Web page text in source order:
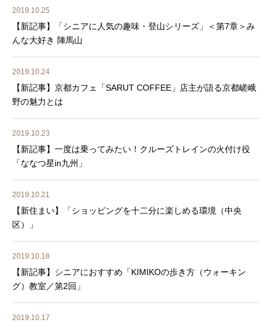
2019.10.25
【新記事】「シニアに人気の趣味・登山シリーズ」＜第7章＞み
んな大好き 陣馬山
2019.10.24
【新記事】京都カフェ「SARUT COFFEE」店主が語る京都嵯峨
野の魅力とは
2019.10.23
【新記事】一度は乗ってみたい！クルーズトレインの火付け役
「ななつ星in九州」
2019.10.21
【新住まい】「ショッピングを十二分に楽しめる環境（中央
区）」
2019.10.18
【新記事】シニアにおすすめ「KIMIKOの歩き方（ウォーキン
グ）教室／第2回」
2019.10.17